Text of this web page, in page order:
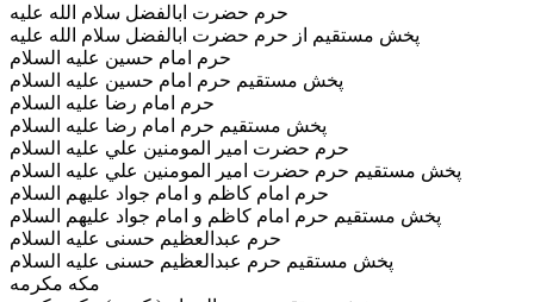
حرم حضرت ابالفضل سلام الله عليه
پخش مستقيم از حرم حضرت ابالفضل سلام الله عليه
حرم امام حسین علیه السلام
پخش مستقیم حرم امام حسین علیه السلام
حرم امام رضا علیه السلام
پخش مستقیم حرم امام رضا علیه السلام
حرم حضرت امير المومنين علي عليه السلام
پخش مستقيم حرم حضرت امير المومنين علي عليه السلام
حرم امام کاظم و امام جواد علیهم السلام
پخش مستقیم حرم امام کاظم و امام جواد علیهم السلام
حرم عبدالعظیم حسنی علیه السلام
پخش مستقیم حرم عبدالعظیم حسنی علیه السلام
مکه مکرمه